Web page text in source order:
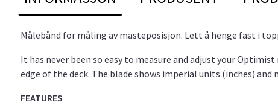
Målebånd for måling av masteposisjon. Lett å henge fast i
It has never been so easy to measure and adjust your
edge of the deck. The blade shows imperial units (inches)
FEATURES